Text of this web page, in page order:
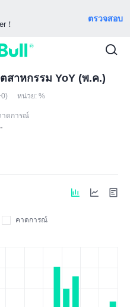
！
ตรวจสอบ
สาหกรรม YoY (พ.ค.)
หน่วย: %
าดการณ์
คาดการณ์